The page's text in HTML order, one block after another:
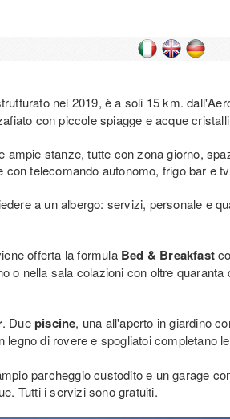
nel 2019, è a soli 15 km.
con piccole spiagge e acque
stanze, tutte con zona giorno,
telecomando autonomo, frigo bar e
a un albergo: servizi, personale e
offerta la formula Bed & Breakfast
o nella sala colazioni con oltre
. Duepiscine, una all'aperto in giardino
legno di rovere e spogliatoi completano
parcheggio custodito e un garage
Tutti i servizi sono gratuiti.